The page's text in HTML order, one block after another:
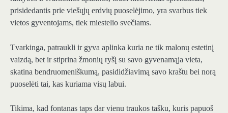
prisidedantis prie viešųjų erdvių puoselėjimo, yra svarbus tiek
vietos gyventojams, tiek miestelio svečiams.
Tvarkinga, patraukli ir gyva aplinka kuria ne tik malonų estetinį
vaizdą, bet ir stiprina žmonių ryšį su savo gyvenamąja vieta,
skatina bendruomeniškumą, pasididžiavimą savo kraštu bei norą
puoselėti tai, kas kuriama visų labui.
Tikima, kad fontanas taps dar vienu traukos tašku, kuris papuoš